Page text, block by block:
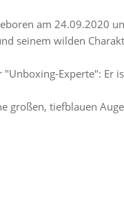
am 24.09.2020
seinem wilden
"Unboxing-Experte": Er
großen, tiefblauen